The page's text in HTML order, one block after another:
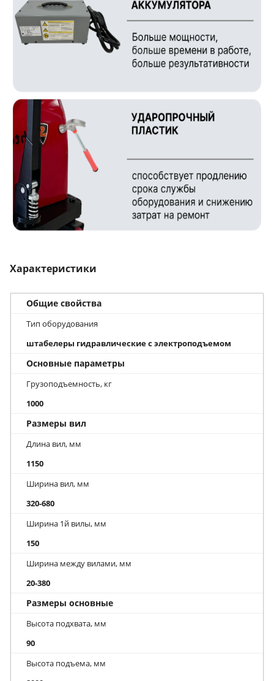
Характеристики
Общие свойства
Тип оборудования
штабелеры гидравлические с электроподъемом
Основные параметры
Грузоподъемность, кг
1000
Размеры вил
Длина вил, мм
1150
Ширина вил, мм
320-680
Ширина 1й вилы, мм
150
Ширина между вилами, мм
20-380
Размеры основные
Высота подхвата, мм
90
Высота подъема, мм